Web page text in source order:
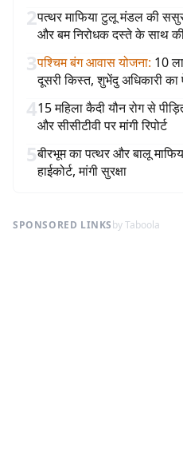
2पत्थर माफिया टुलू मंडल की
और बम निरोधक दस्ते के साथ
3पश्चिम बंग आवास योजना: 10
दूसरी किस्त, शुभेंदु अधिकारी का
415 महिला कैदी यौन रोग से
और सीसीटीवी पर मांगी रिपोर्ट
5बीरभूम का पत्थर और बालू
हाईकोर्ट, मांगी सुरक्षा
SPONSORED LINKSby Taboola